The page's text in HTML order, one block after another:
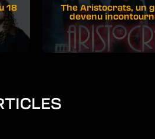
18 The Aristocrats, un
devenu